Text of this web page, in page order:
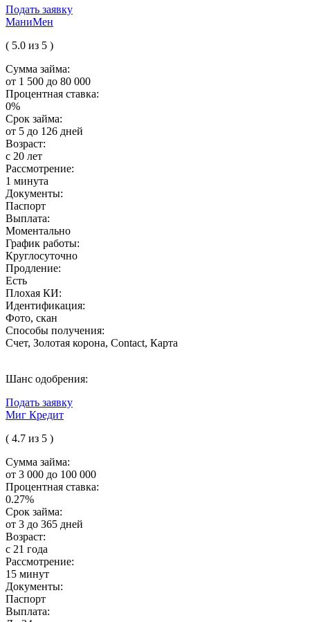
Подать заявку
МаниМен
( 5.0 из 5 )
Сумма займа:
от 1 500 до 80 000
Процентная ставка:
0%
Срок займа:
от 5 до 126 дней
Возраст:
с 20 лет
Рассмотрение:
1 минута
Документы:
Паспорт
Выплата:
Моментально
График работы:
Круглосуточно
Продление:
Есть
Плохая КИ:
Идентификация:
Фото, скан
Способы получения:
Счет, Золотая корона, Contact, Карта
Шанс одобрения:
Подать заявку
Миг Кредит
( 4.7 из 5 )
Сумма займа:
от 3 000 до 100 000
Процентная ставка:
0.27%
Срок займа:
от 3 до 365 дней
Возраст:
с 21 года
Рассмотрение:
15 минут
Документы:
Паспорт
Выплата: